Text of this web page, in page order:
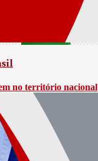
no território nacional